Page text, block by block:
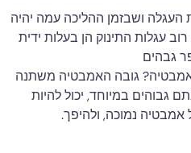
ושבזמן ההליכה עמה יהיה
עגלות התינוק הן בעלות ידית
גבהים
גובה האמבטיה משתנה
גבוהים במיוחד, יכול להיות
נמוכה, ולהיפך.